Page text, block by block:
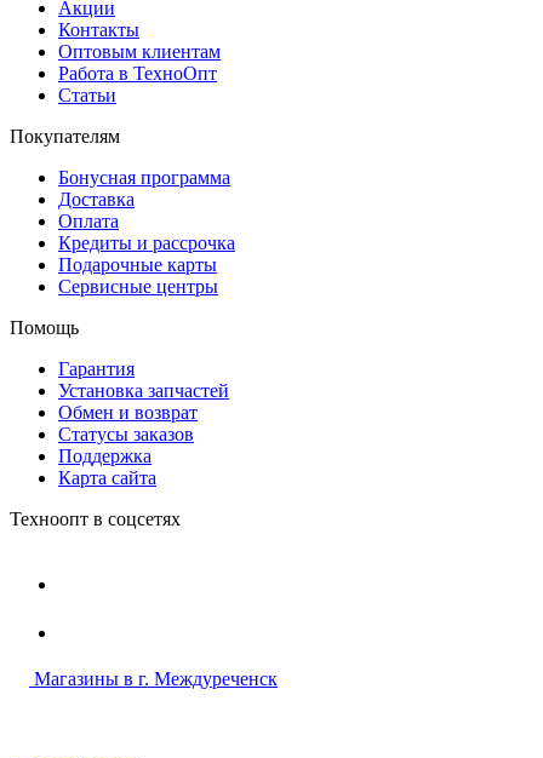
Акции
Контакты
Оптовым клиентам
Работа в ТехноОпт
Статьи
Покупателям
Бонусная программа
Доставка
Оплата
Кредиты и рассрочка
Подарочные карты
Сервисные центры
Помощь
Гарантия
Установка запчастей
Обмен и возврат
Статусы заказов
Поддержка
Карта сайта
Техноопт в соцсетях
Магазины в г. Междуреченск